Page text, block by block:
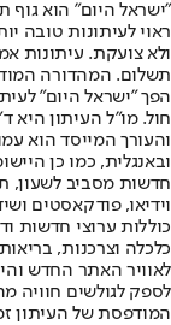
"ישראל היום" הוא
ראוי לעיתונות טובה
ולא צועקת. עיתונות
הפך "ישראל היום"
חול. מו"ל העיתון היא
והעורך המייסד הוא
חדשות מסביב לשעון,
וידיאו, פודקאסטים
כוללות ערוצי חדשות
לאוויר האתר החדש
לספק לגולשים חוויה
המודפסת של העיתון